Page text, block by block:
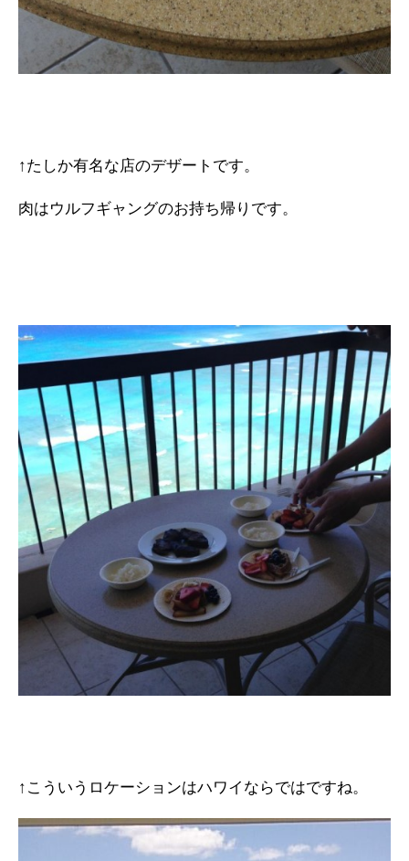
↑たしか有名な店のデザートです。
肉はウルフギャングのお持ち帰りです。
↑こういうロケーションはハワイならではですね。